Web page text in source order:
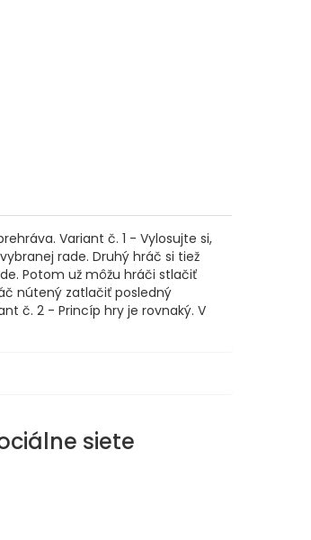
Variant č. 1 - Vylosujte si,
rade. Druhý hráč si tiež
Potom už môžu hráči stlačiť
nútený zatlačiť posledný
č. 2 - Princíp hry je rovnaký. V
siete